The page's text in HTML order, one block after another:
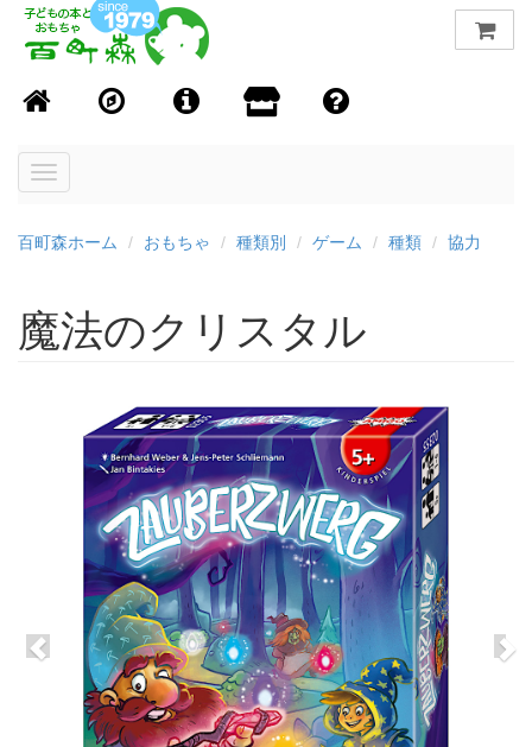
Toggle
百町森ホーム おもちゃ 種類別 ゲーム 種類 協力
魔法のクリスタル